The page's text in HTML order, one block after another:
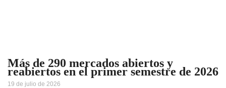
Más de 290 mercados abiertos y
reabiertos en el primer semestre de 2026
19 de julio de 2026